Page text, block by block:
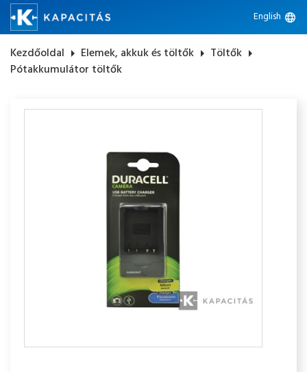
English language
Kezdőoldal arrow_right Elemek, akkuk és töltők arrow_right Töltők arrow_right
Pótakkumulátor töltők